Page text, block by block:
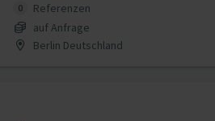
0
Referenzen
auf Anfrage
Berlin Deutschland